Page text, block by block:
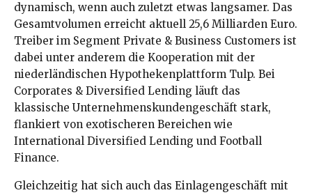
dynamisch, wenn auch zuletzt etwas langsamer. Das
Gesamtvolumen erreicht aktuell 25,6 Milliarden Euro.
Treiber im Segment Private & Business Customers ist
dabei unter anderem die Kooperation mit der
niederländischen Hypothekenplattform Tulp. Bei
Corporates & Diversified Lending läuft das
klassische Unternehmenskundengeschäft stark,
flankiert von exotischeren Bereichen wie
International Diversified Lending und Football
Finance.
Gleichzeitig hat sich auch das Einlagengeschäft mit